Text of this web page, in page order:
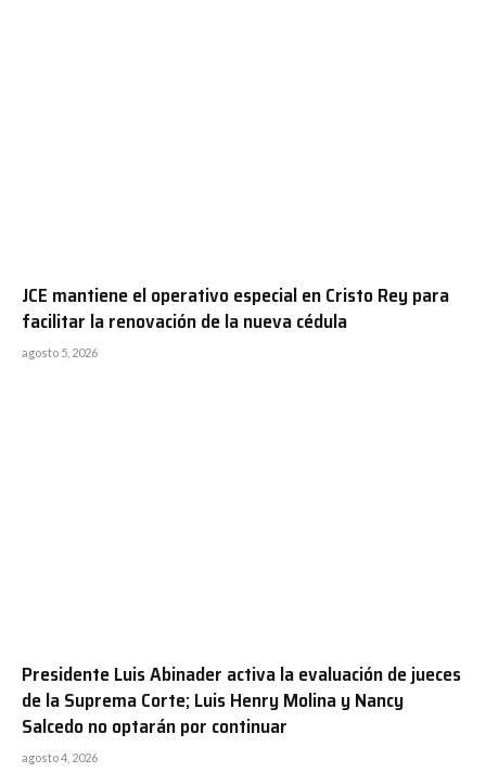
JCE mantiene el operativo especial en Cristo Rey para
facilitar la renovación de la nueva cédula
agosto 5, 2026
Presidente Luis Abinader activa la evaluación de jueces
de la Suprema Corte; Luis Henry Molina y Nancy
Salcedo no optarán por continuar
agosto 4, 2026